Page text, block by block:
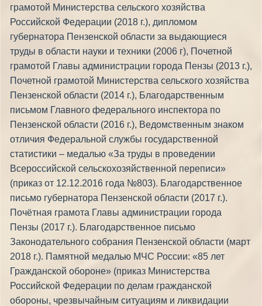
грамотой Министерства сельского хозяйства
Российской Федерации (2018 г.), дипломом
губернатора Пензенской области за выдающиеся
труды в области науки и техники (2006 г), Почетной
грамотой Главы администрации города Пензы (2013 г.),
Почетной грамотой Министерства сельского хозяйства
Пензенской области (2014 г.), Благодарственным
письмом Главного федерального инспектора по
Пензенской области (2016 г.), Ведомственным знаком
отличия Федеральной службы государственной
статистики – медалью «За труды в проведении
Всероссийской сельскохозяйственной переписи»
(приказ от 12.12.2016 года №803). Благодарственное
письмо губернатора Пензенской области (2017 г.).
Почётная грамота Главы администрации города
Пензы (2017 г.). Благодарственное письмо
Законодательного собрания Пензенской области (март
2018 г.). Памятной медалью МЧС России: «85 лет
Гражданской обороне» (приказ Министерства
Российской Федерации по делам гражданской
обороны, чрезвычайным ситуациям и ликвидации